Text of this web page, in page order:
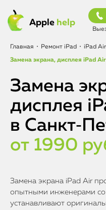
Apple help
Главная • Ремонт iPad • iPad Air
Замена экрана, дисплея iPad
Замена
дисплея
в
от 1990
Замена экрана iPad Air
опытными инженерами со
устанавливают